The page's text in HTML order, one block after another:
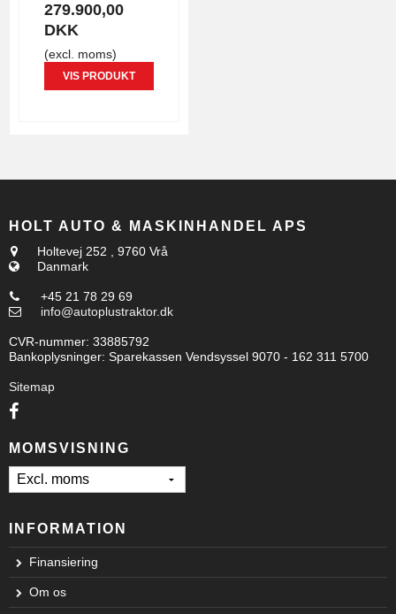
279.900,00
DKK
(excl. moms)
VIS PRODUKT
HOLT AUTO & MASKINHANDEL APS
Holtevej 252 , 9760 Vrå
Danmark
+45 21 78 29 69
info@autoplustraktor.dk
CVR-nummer: 33885792
Bankoplysninger: Sparekassen Vendsyssel 9070 - 162 311 5700
Sitemap
MOMSVISNING
INFORMATION
Finansiering
Om os